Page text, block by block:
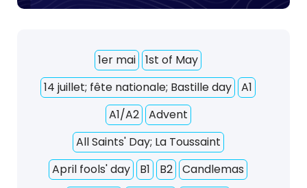
1er mai
1st of May
14 juillet; fête nationale; Bastille day
A1
A1/A2
Advent
All Saints' Day; La Toussaint
April fools' day
B1 B2
Candlemas